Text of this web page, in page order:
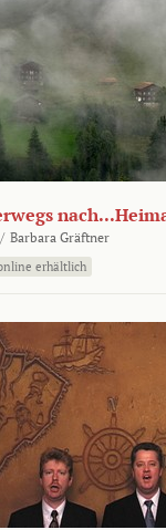
/ Barbara Gräftner
erhältlich